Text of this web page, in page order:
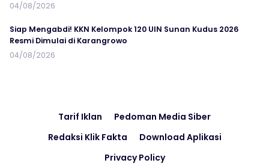
04/08/2026
Siap Mengabdi! KKN Kelompok 120 UIN Sunan Kudus 2026
Resmi Dimulai di Karangrowo
04/08/2026
Tarif Iklan
Pedoman Media Siber
Redaksi Klik Fakta
Download Aplikasi
Privacy Policy